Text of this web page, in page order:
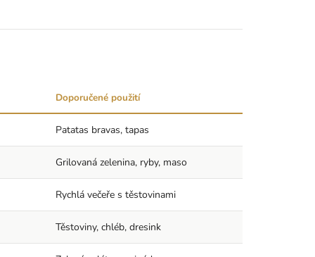
Doporučené použití
Patatas bravas, tapas
Grilovaná zelenina, ryby, maso
Rychlá večeře s těstovinami
Těstoviny, chléb, dresink